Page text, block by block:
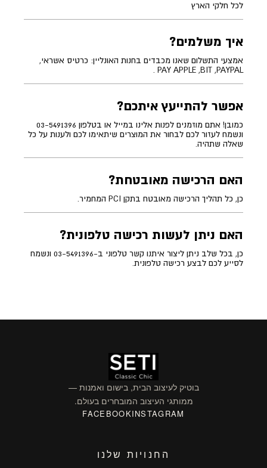
לכל חלקי הארץ
איך משלמים?
אמצעי התשלום שאנו מכבדים בחנות האונליין: כרטיס אשראי,
PAY APPLE ,BIT ,PAYPAL .
אפשר להתייעץ איתכם?
כמובן! אתם מוזמנים לפנות אלינו במייל או בטלפון 03-5491396
ונשמח לעזור לכם לבחור את המוצרים שיתאימו לכם ולענות על כל
שאלה שתהיה.
האם הרכישה מאובטחת?
כן, כל תהליך הרכישה מאובטח בתקן PCI המחמיר.
האם ניתן לעשות רכישה טלפונית?
כן, בכל שלב ניתן ליצור איתנו קשר טלפוני ב-03-5491396 ונשמח
לסייע לכם לבצע רכישה טלפונית.
בוטיק לעיצוב הבית, בישום ואמנות —
ממותגי העיצוב המובחרים בעולם.
INSTAGRAM
FACEBOOK
החנויות שלנו